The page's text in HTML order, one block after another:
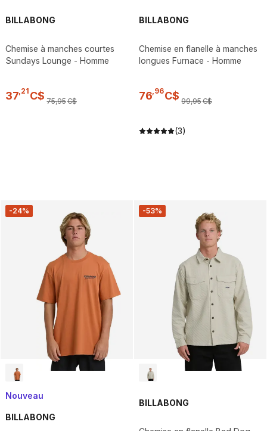
BILLABONG
Chemise à manches courtes
Sundays Lounge - Homme
37 21 C$ 75,95C$
BILLABONG
Chemise en flanelle à manches
longues Furnace - Homme
76 96C$ 99,95C$
(3)
-24%
Nouveau
BILLABONG
-53%
BILLABONG